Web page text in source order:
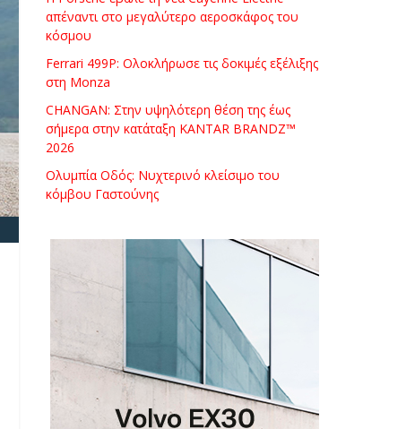
απέναντι στο μεγαλύτερο αεροσκάφος του
κόσμου
Ferrari 499P: Ολοκλήρωσε τις δοκιμές εξέλιξης
στη Monza
CHANGAN: Στην υψηλότερη θέση της έως
σήμερα στην κατάταξη KANTAR BRANDZ™
2026
Ολυμπία Οδός: Νυχτερινό κλείσιμο του
κόμβου Γαστούνης